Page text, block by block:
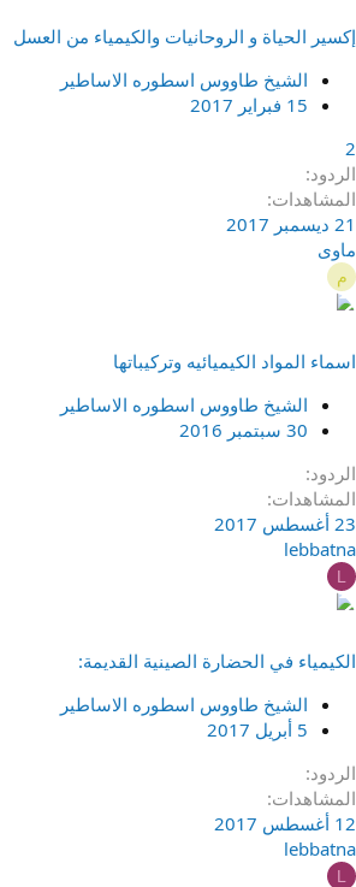
إكسير الحياة و الروحانيات والكيمياء من العسل
الشيخ طاووس اسطوره الاساطير
15 فبراير 2017
2
الردود
المشاهدات
21 ديسمبر 2017
ماوى
م
اسماء المواد الكيميائيه وتركيباتها
الشيخ طاووس اسطوره الاساطير
30 سبتمبر 2016
الردود
المشاهدات
23 أغسطس 2017
lebbatna
L
الكيمياء في الحضارة الصينية القديمة:
الشيخ طاووس اسطوره الاساطير
5 أبريل 2017
الردود
المشاهدات
12 أغسطس 2017
lebbatna
L